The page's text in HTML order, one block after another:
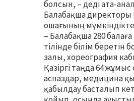
болсын, – деді ата-
Балабақша директоры
ошағының
– Балабақша 280
тілінде білім
залы, хореография
Қазіргі таңда 64
аспаздар, медицина
қабылдау басталып